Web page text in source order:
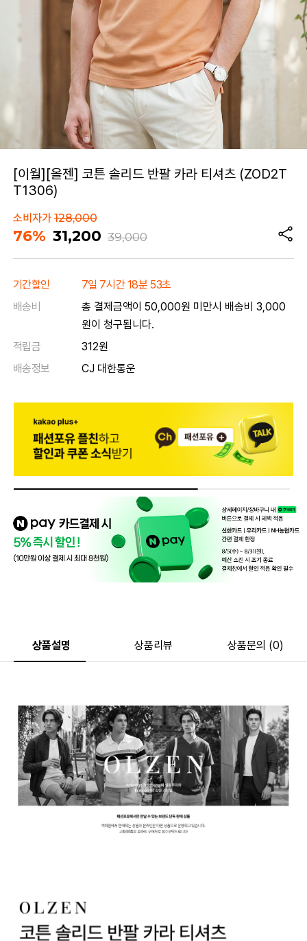
[이월][올젠] 코튼 솔리드 반팔 카라 티셔츠 (ZOD2T
T1306)
소비자가128,000
76% 31,200 39,000
기간할인
7일 7시간 18분 53초
배송비
총 결제금액이 50,000원 미만시 배송비 3,000
원이 청구됩니다.
적립금
312원
배송정보
CJ 대한통운
상품설명 상품리뷰 상품문의 (0)